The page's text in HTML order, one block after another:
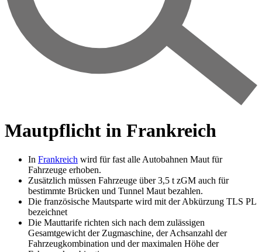
Mautpflicht in Frankreich
In Frankreich wird für fast alle Autobahnen Maut für
Fahrzeuge erhoben.
Zusätzlich müssen Fahrzeuge über 3,5 t zGM auch für
bestimmte Brücken und Tunnel Maut bezahlen.
Die französische Mautsparte wird mit der Abkürzung TLS PL
bezeichnet
Die Mauttarife richten sich nach dem zulässigen
Gesamtgewicht der Zugmaschine, der Achsanzahl der
Fahrzeugkombination und der maximalen Höhe der